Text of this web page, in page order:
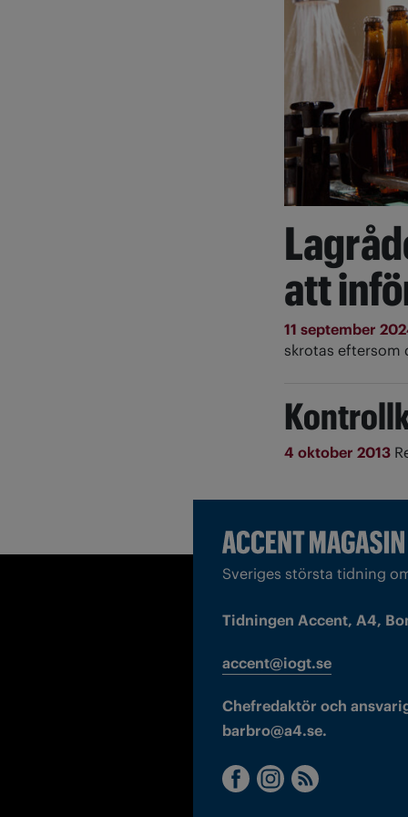
att
11 september
skrotas eftersom
4 oktober 2013
Sveriges största tidning
Tidningen Accent, A4,
accent@iogt.se
Chefredaktör och
barbro@a4.se.